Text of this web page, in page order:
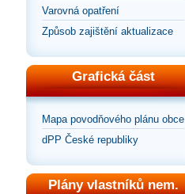
Varovná opatření
Způsob zajištění aktualizace
Grafická část
Mapa povodňového plánu obce
dPP České republiky
Plány vlastníků nem.